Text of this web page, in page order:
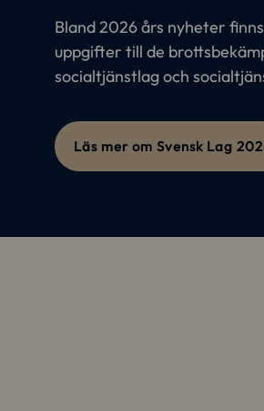
Bland 2026 års nyheter
uppgifter till de
socialtjänstlag och
Läs mer om Svensk Lag